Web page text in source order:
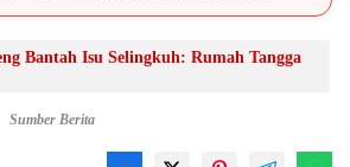
Bantah Isu Selingkuh: Rumah Tangga
Sumber Berita